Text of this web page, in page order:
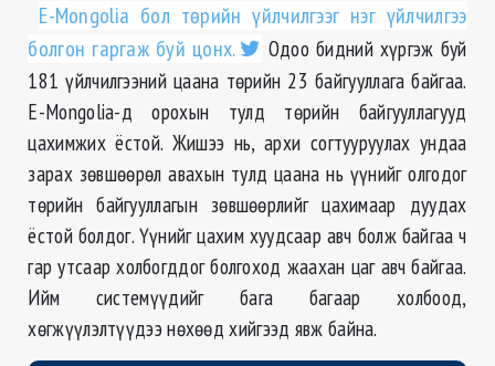
E-Mongolia бол төрийн үйлчилгээг нэг үйлчилгээ
болгон гаргаж буй цонх.
Одоо бидний хүргэж буй
181 үйлчилгээний цаана төрийн 23 байгууллага байгаа.
E-Mongolia-д орохын тулд төрийн байгууллагууд
цахимжих ёстой. Жишээ нь, архи согтууруулах ундаа
зарах зөвшөөрөл авахын тулд цаана нь үүнийг олгодог
төрийн байгууллагын зөвшөөрлийг цахимаар дуудах
ёстой болдог. Үүнийг цахим хуудсаар авч болж байгаа ч
гар утсаар холбогддог болгоход жаахан цаг авч байгаа.
Ийм системүүдийг бага багаар холбоод,
хөгжүүлэлтүүдээ нөхөөд хийгээд явж байна.